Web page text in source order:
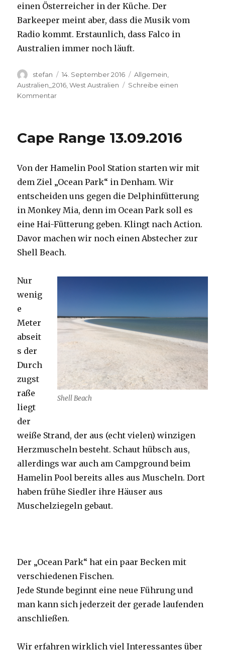
einen Österreicher in der Küche. Der
Barkeeper meint aber, dass die Musik vom
Radio kommt. Erstaunlich, dass Falco in
Australien immer noch läuft.
Autor
stefan
Veröffentlicht
am
14. September 2016 Kategorien
Allgemein
Australien_2016 ,West Australien
Schreibe einen
Kommentarzu
Cape Range 13.09.2016
Von der Hamelin Pool Station starten wir mit
dem Ziel „Ocean Park“ in Denham. Wir
entscheiden uns gegen die Delphinfütterung
in Monkey Mia, denn im Ocean Park soll es
eine Hai-Fütterung geben. Klingt nach Action.
Davor machen wir noch einen Abstecher zur
Shell Beach.
Shell Beach
Nur
wenig
e
Meter
abseit
s der
Durch
zugst
raße
liegt
der
weiße Strand, der aus (echt vielen) winzigen
Herzmuscheln besteht. Schaut hübsch aus,
allerdings war auch am Campground beim
Hamelin Pool bereits alles aus Muscheln. Dort
haben frühe Siedler ihre Häuser aus
Muschelziegeln gebaut.
Der „Ocean Park“ hat ein paar Becken mit
verschiedenen Fischen.
Jede Stunde beginnt eine neue Führung und
man kann sich jederzeit der gerade laufenden
anschließen.
Wir erfahren wirklich viel Interessantes über